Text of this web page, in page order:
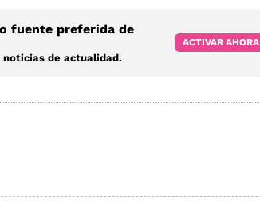
fuente preferida de
de actualidad.
ACTIVAR AHORA